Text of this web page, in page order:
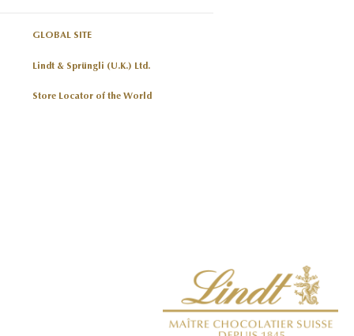
GLOBAL SITE
Lindt & Sprüngli (U.K.) Ltd.
Store Locator of the World